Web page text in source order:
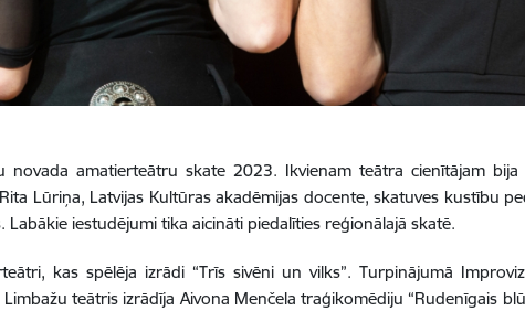
amatierteātru skate 2023. Ikvienam teātra cienītājam bija
Lūriņa, Latvijas Kultūras akadēmijas docente, skatuves kustību
iestudējumi tika aicināti piedalīties reģionālajā skatē.
kas spēlēja izrādi “Trīs sivēni un vilks”. Turpinājumā
teātris izrādīja Aivona Menčela traģikomēdiju “Rudenīgais